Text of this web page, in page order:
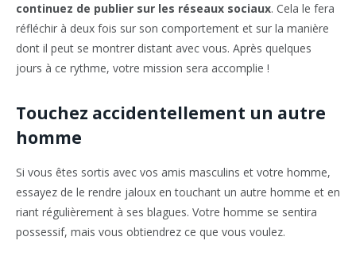
continuez de publier sur les réseaux sociaux. Cela le fera
réfléchir à deux fois sur son comportement et sur la manière
dont il peut se montrer distant avec vous. Après quelques
jours à ce rythme, votre mission sera accomplie !
Touchez accidentellement un autre
homme
Si vous êtes sortis avec vos amis masculins et votre homme,
essayez de le rendre jaloux en touchant un autre homme et en
riant régulièrement à ses blagues. Votre homme se sentira
possessif, mais vous obtiendrez ce que vous voulez.